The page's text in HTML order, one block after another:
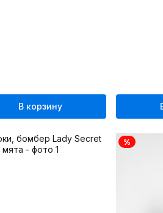
В корзину
%